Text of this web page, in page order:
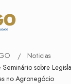
Noticias
sobre
no Agronegócio